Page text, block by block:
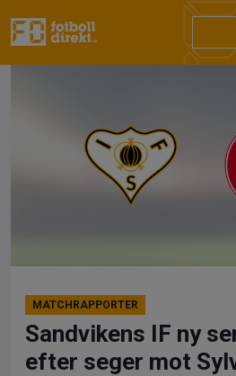
till
MATCHRAPPORTER
Sandvikens IF ny
efter seger mot